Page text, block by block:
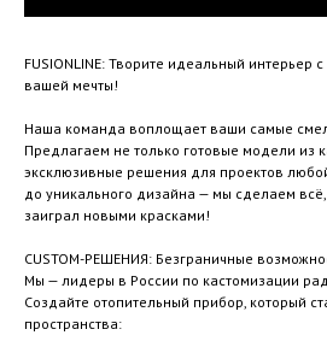
FUSIONLINE: Творите идеальный интерьер
вашей мечты!
Наша команда воплощает ваши самые
Предлагаем не только готовые модели из
эксклюзивные решения для проектов
до уникального дизайна — мы сделаем
заиграл новыми красками!
CUSTOM-РЕШЕНИЯ: Безграничные
Мы — лидеры в России по кастомизации
Создайте отопительный прибор, который
пространства: